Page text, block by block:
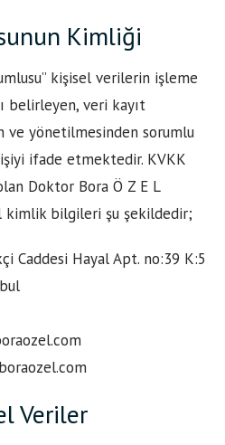
Kimliği
kişisel verilerin işleme
belirleyen, veri kayıt
ve yönetilmesinden sorumlu
ifade etmektedir. KVKK
Doktor Bora Ö Z E L
kimlik bilgileri şu şekildedir;
Caddesi Hayal Apt. no:39 K:5
Veriler